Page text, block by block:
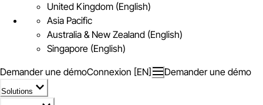
United Kingdom (English)
Asia Pacific
Australia & New Zealand (English)
Singapore (English)
Demander une démoConnexion [EN] Demander une démo
Solutions